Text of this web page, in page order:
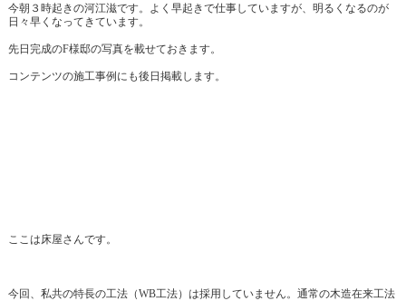
今朝３時起きの河江滋です。よく早起きで仕事していますが、明るくなるのが
日々早くなってきています。
先日完成のF様邸の写真を載せておきます。
コンテンツの施工事例にも後日掲載します。
ここは床屋さんです。
今回、私共の特長の工法（WB工法）は採用していません。通常の木造在来工法